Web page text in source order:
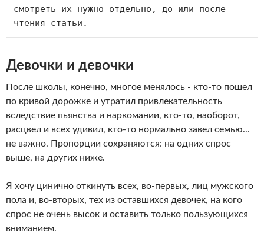
смотреть их нужно отдельно, до или после
чтения статьи.
Девочки и девочки
После школы, конечно, многое менялось - кто-то пошел
по кривой дорожке и утратил привлекательность
вследствие пьянства и наркомании, кто-то, наоборот,
расцвел и всех удивил, кто-то нормально завел семью...
не важно. Пропорции сохраняются: на одних спрос
выше, на других ниже.
Я хочу цинично откинуть всех, во-первых, лиц мужского
пола и, во-вторых, тех из оставшихся девочек, на кого
спрос не очень высок и оставить только пользующихся
вниманием.